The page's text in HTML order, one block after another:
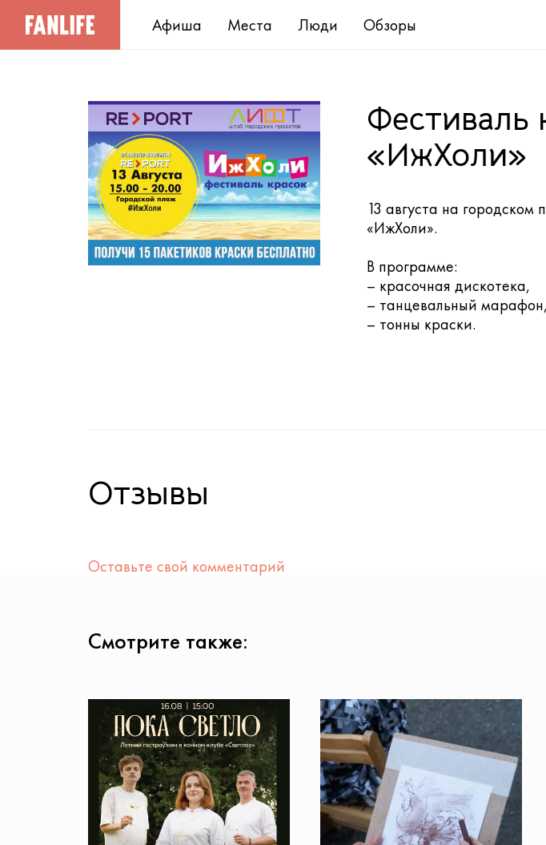
Афиша Места Люди Обзоры
Фестиваль
«ИжХоли»
13 августа на городском
«ИжХоли».
В программе:
– красочная дискотека,
– танцевальный марафон,
– тонны краски.
Отзывы
Оставьте свой комментарий
Смотрите также: